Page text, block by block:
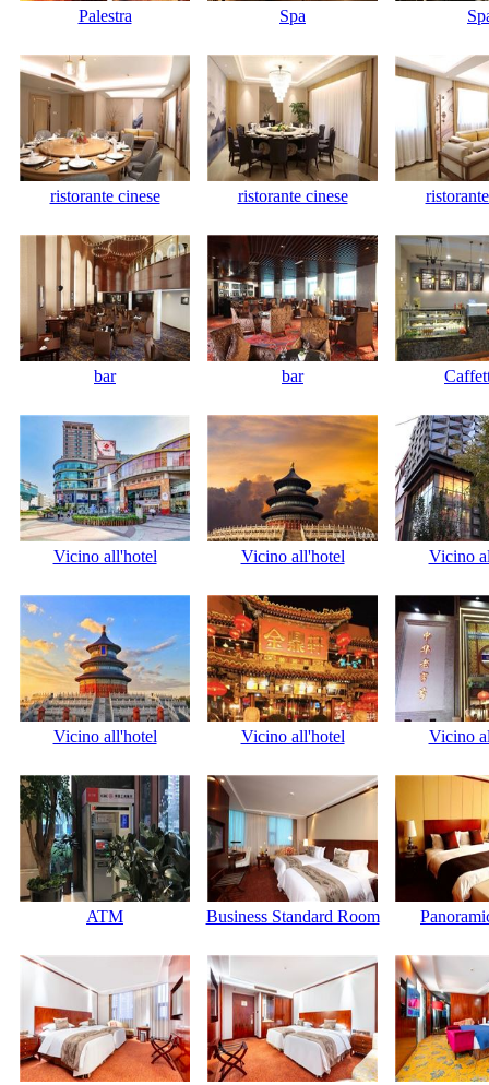
Palestra Spa
ristorante cinese ristorante cinese
bar bar
Vicino all'hotel Vicino all'hotel Vicino
Vicino all'hotel Vicino all'hotel Vicino
ATM Business Standard Room